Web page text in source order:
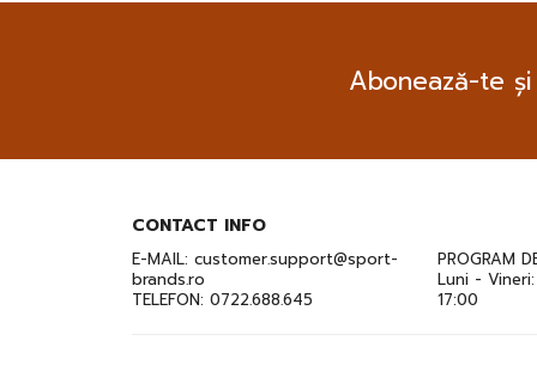
Abonează-te
CONTACT INFO
E-MAIL: customer.support@sport-
brands.ro
TELEFON: 0722.688.645
PROGRAM
Luni -
17:00